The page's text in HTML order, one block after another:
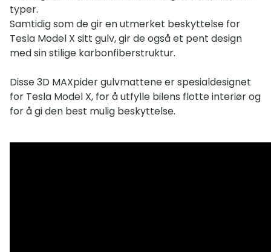
typer.
Samtidig som de gir en utmerket beskyttelse for
Tesla Model X sitt gulv, gir de også et pent design
med sin stilige karbonfiberstruktur.
Disse 3D MAXpider gulvmattene er spesialdesignet
for Tesla Model X, for å utfylle bilens flotte interiør og
for å gi den best mulig beskyttelse.